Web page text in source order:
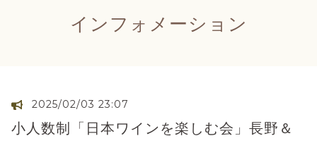
インフォメーション
2025/02/03 23:07
小人数制「日本ワインを楽しむ会」長野＆